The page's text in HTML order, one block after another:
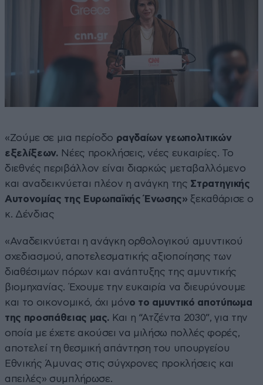
«Ζούμε σε μια περίοδο ραγδαίων γεωπολιτικών
εξελίξεων. Νέες προκλήσεις, νέες ευκαιρίες. Το
διεθνές περιβάλλον είναι διαρκώς μεταβαλλόμενο
και αναδεικνύεται πλέον η ανάγκη της Στρατηγικής
Αυτονομίας της Ευρωπαϊκής Ένωσης» ξεκαθάρισε ο
κ. Δένδιας
«Αναδεικνύεται η ανάγκη ορθολογικού αμυντικού
σχεδιασμού, αποτελεσματικής αξιοποίησης των
διαθέσιμων πόρων και ανάπτυξης της αμυντικής
βιομηχανίας. Έχουμε την ευκαιρία να διευρύνουμε
και το οικονομικό, όχι μόνο το αμυντικό αποτύπωμα
της προσπάθειας μας. Και η “Ατζέντα 2030”, για την
οποία με έχετε ακούσει να μιλήσω πολλές φορές,
αποτελεί τη θεσμική απάντηση του υπουργείου
Εθνικής Άμυνας στις σύγχρονες προκλήσεις και
απειλές» συμπλήρωσε.